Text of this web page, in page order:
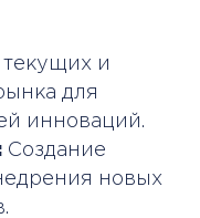
и
для
инноваций.
Создание
новых